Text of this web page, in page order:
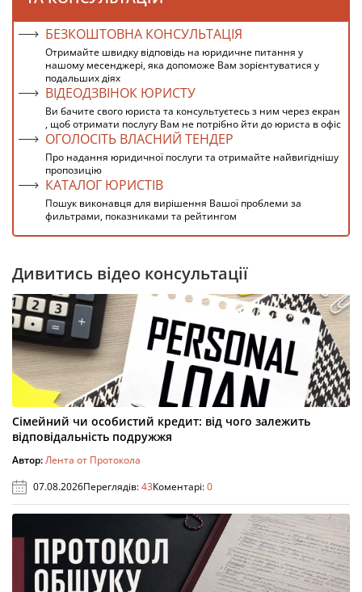
БЕЗКОШТОВНА КОНСУЛЬТАЦІЯ
Отримайте швидку відповідь на юридичне питання у
нашому месенджері, яка допоможе Вам зорієнтуватися у
подальших діях
ВІДЕОДЗВІНОК ЮРИСТУ
Ви бачите свого юриста та консультуєтесь з ним через екран
, щоб отримати послугу Вам не потрібно йти до юриста в офіс
ОГОЛОСІТЬ ВЛАСНИЙ ТЕНДЕР
Про надання юридичної послуги та отримайте найвигіднішу
пропозицію
КАТАЛОГ ЮРИСТІВ
Пошук виконавця для вирішення Вашої проблеми за
фильтрами, показниками та рейтингом
Дивитись відео консультації
Сімейний чи особистий кредит: від чого залежить
відповідальність подружжя
Автор:Лента от Протокола
07.08.2026Переглядів:43Коментарі:0